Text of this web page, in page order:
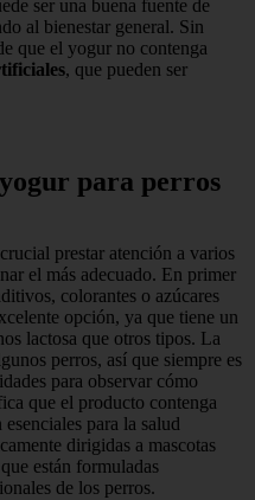
ser una buena fuente de
al bienestar general. Sin
que el yogur no contenga
, que pueden ser
para perros
prestar atención a varios
el más adecuado. En primer
colorantes o azúcares
opción, ya que tiene un
lactosa que otros tipos. La
perros, así que siempre es
para observar cómo
que el producto contenga
esenciales para la salud
dirigidas a mascotas
están formuladas
de los perros.